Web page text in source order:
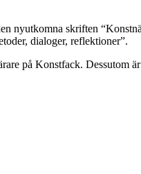
nyutkomna skriften
dialoger, reflektioner”.
på Konstfack. Dessutom